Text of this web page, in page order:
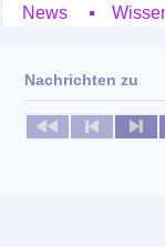
News
Nachrichten zu
Keine News verfügbar